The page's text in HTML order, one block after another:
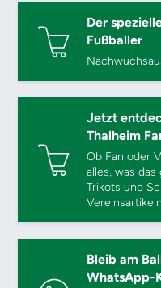
Der
Fußballer
Jetzt
Thalheim
Ob Fan oder
alles, was
Trikots und
Bleib am
WhatsApp-